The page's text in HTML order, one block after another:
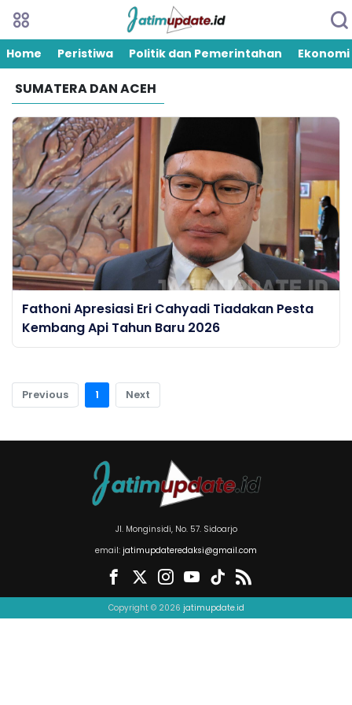
Home Peristiwa Politik dan Pemerintahan Ekonomi
SUMATERA DAN ACEH
Fathoni Apresiasi Eri Cahyadi Tiadakan Pesta
Kembang Api Tahun Baru 2026
Previous 1 Next
Jl. Monginsidi, No. 57. Sidoarjo
email: jatimupdateredaksi@gmail.com
Copyright © 2026 jatimupdate.id